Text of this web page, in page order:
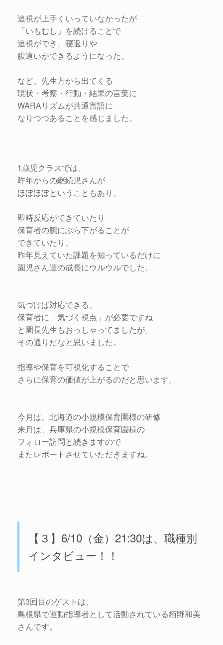
追視が上手くいっていなかったが
「いもむし」を続けることで
追視ができ、寝返りや
腹這いができるようになった。
など、先生方から出てくる
現状・考察・行動・結果の言葉に
WARAリズムが共通言語に
なりつつあることを感じました。
1歳児クラスでは、
昨年からの継続児さんが
ほぼほぼということもあり、
即時反応ができていたり
保育者の腕にぶら下がることが
できていたり、
昨年見えていた課題を知っているだけに
園児さん達の成長にウルウルでした。
気づけば対応できる、
保育者に「気づく視点」が必要ですね
と園長先生もおっしゃってましたが、
その通りだなと思いました。
指導や保育を可視化することで
さらに保育の価値が上がるのだと思います。
今月は、北海道の小規模保育園様の研修
来月は、兵庫県の小規模保育園様の
フォロー訪問と続きますので
またレポートさせていただきますね。
【３】6/10（金）21:30は、職種別
インタビュー！！
第3回目のゲストは、
島根県で運動指導者として活動されている栢野和美
さんです。